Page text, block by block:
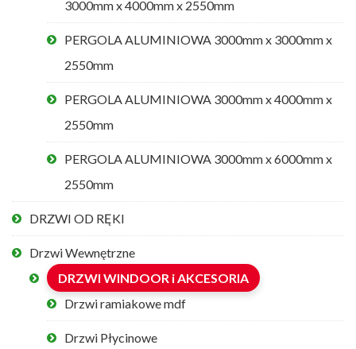
3000mm x 4000mm x 2550mm
PERGOLA ALUMINIOWA 3000mm x 3000mm x
2550mm
PERGOLA ALUMINIOWA 3000mm x 4000mm x
2550mm
PERGOLA ALUMINIOWA 3000mm x 6000mm x
2550mm
DRZWI OD RĘKI
Drzwi Wewnętrzne
DRZWI WINDOOR i AKCESORIA
Drzwi ramiakowe mdf
Drzwi Płycinowe